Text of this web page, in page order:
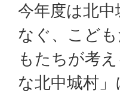
今年度は北
なぐ、こど
もたちが考
な北中城村